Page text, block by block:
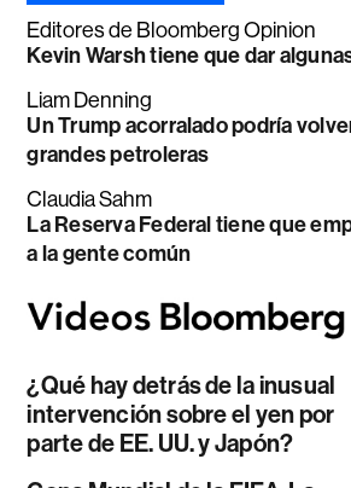
Editores de Bloomberg Opinion
Kevin Warsh tiene que dar
Liam Denning
Un Trump acorralado podría
grandes petroleras
Claudia Sahm
La Reserva Federal tiene que
a la gente común
¿Qué hay detrás de la inusual
intervención sobre el yen por
parte de EE. UU. y Japón?